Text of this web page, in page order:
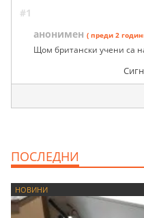
#1
анонимен ( преди 2
Щом британски учени са
ПОСЛЕДНИ
НОВИНИ